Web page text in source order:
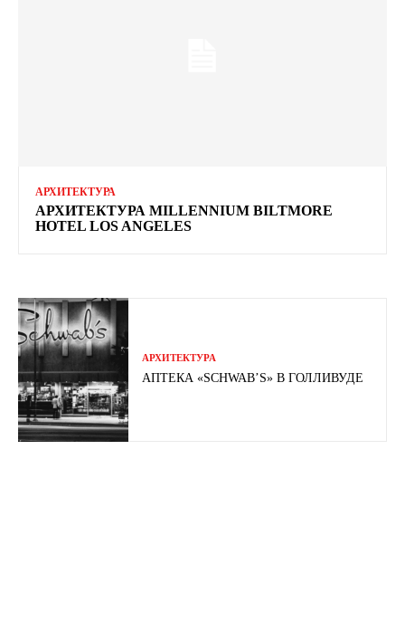
АРХИТЕКТУРА
АРХИТЕКТУРА MILLENNIUM BILTMORE
HOTEL LOS ANGELES
АРХИТЕКТУРА
АПТЕКА «SCHWAB’S» В ГОЛЛИВУДЕ